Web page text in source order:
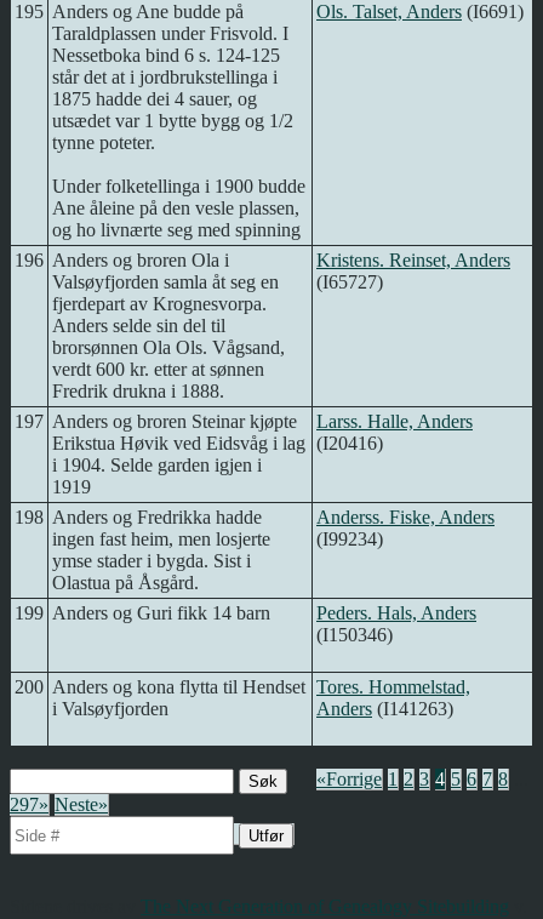
195 Anders og Ane budde på
Taraldplassen under Frisvold. I
Nessetboka bind 6 s. 124-125
står det at i jordbrukstellinga i
1875 hadde dei 4 sauer, og
utsædet var 1 bytte bygg og 1/2
tynne poteter.
Under folketellinga i 1900 budde
Ane åleine på den vesle plassen,
og ho livnærte seg med spinning
Ols. Talset, Anders (I6691)
196 Anders og broren Ola i
Valsøyfjorden samla åt seg en
fjerdepart av Krognesvorpa.
Anders selde sin del til
brorsønnen Ola Ols. Vågsand,
verdt 600 kr. etter at sønnen
Fredrik drukna i 1888.
Kristens. Reinset, Anders
(I65727)
197 Anders og broren Steinar kjøpte
Erikstua Høvik ved Eidsvåg i lag
i 1904. Selde garden igjen i
1919
Larss. Halle, Anders
(I20416)
198 Anders og Fredrikka hadde
ingen fast heim, men losjerte
ymse stader i bygda. Sist i
Olastua på Åsgård.
Anderss. Fiske, Anders
(I99234)
199 Anders og Guri fikk 14 barn
Peders. Hals, Anders
(I150346)
200 Anders og kona flytta til Hendset
i Valsøyfjorden
Tores. Hommelstad,
Anders (I141263)
«Forrige 1 2 3 4 5 6 7 8
297» Neste»
The Next Generation of Genealogy Sitebuilding